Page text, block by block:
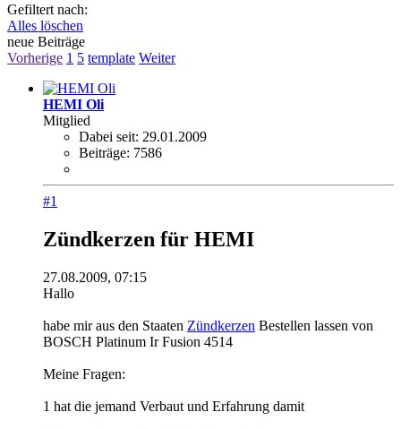
Gefiltert nach:
Alles löschen
neue Beiträge
Vorherige 1 5 template Weiter
HEMI Oli
Mitglied
Dabei seit: 29.01.2009
Beiträge: 7586
#1
Zündkerzen für HEMI
27.08.2009, 07:15
Hallo
habe mir aus den Staaten Zündkerzen Bestellen lassen von
BOSCH Platinum Ir Fusion 4514
Meine Fragen:
1 hat die jemand Verbaut und Erfahrung damit